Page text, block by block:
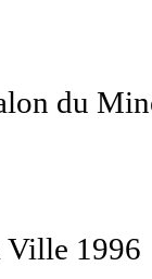
du
Ville 1996